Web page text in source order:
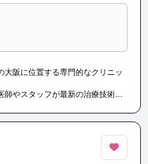
大阪に位置する専門的なクリニッ
やスタッフが最新の治療技術と
、患者様とその家族に寄り添った